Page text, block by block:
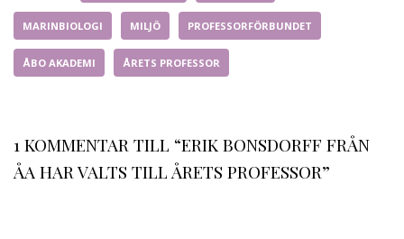
MARINBIOLOGI MILJÖ PROFESSORFÖRBUNDET
ÅBO AKADEMI ÅRETS PROFESSOR
1 KOMMENTAR TILL “ERIK BONSDORFF FRÅN
ÅA HAR VALTS TILL ÅRETS PROFESSOR”